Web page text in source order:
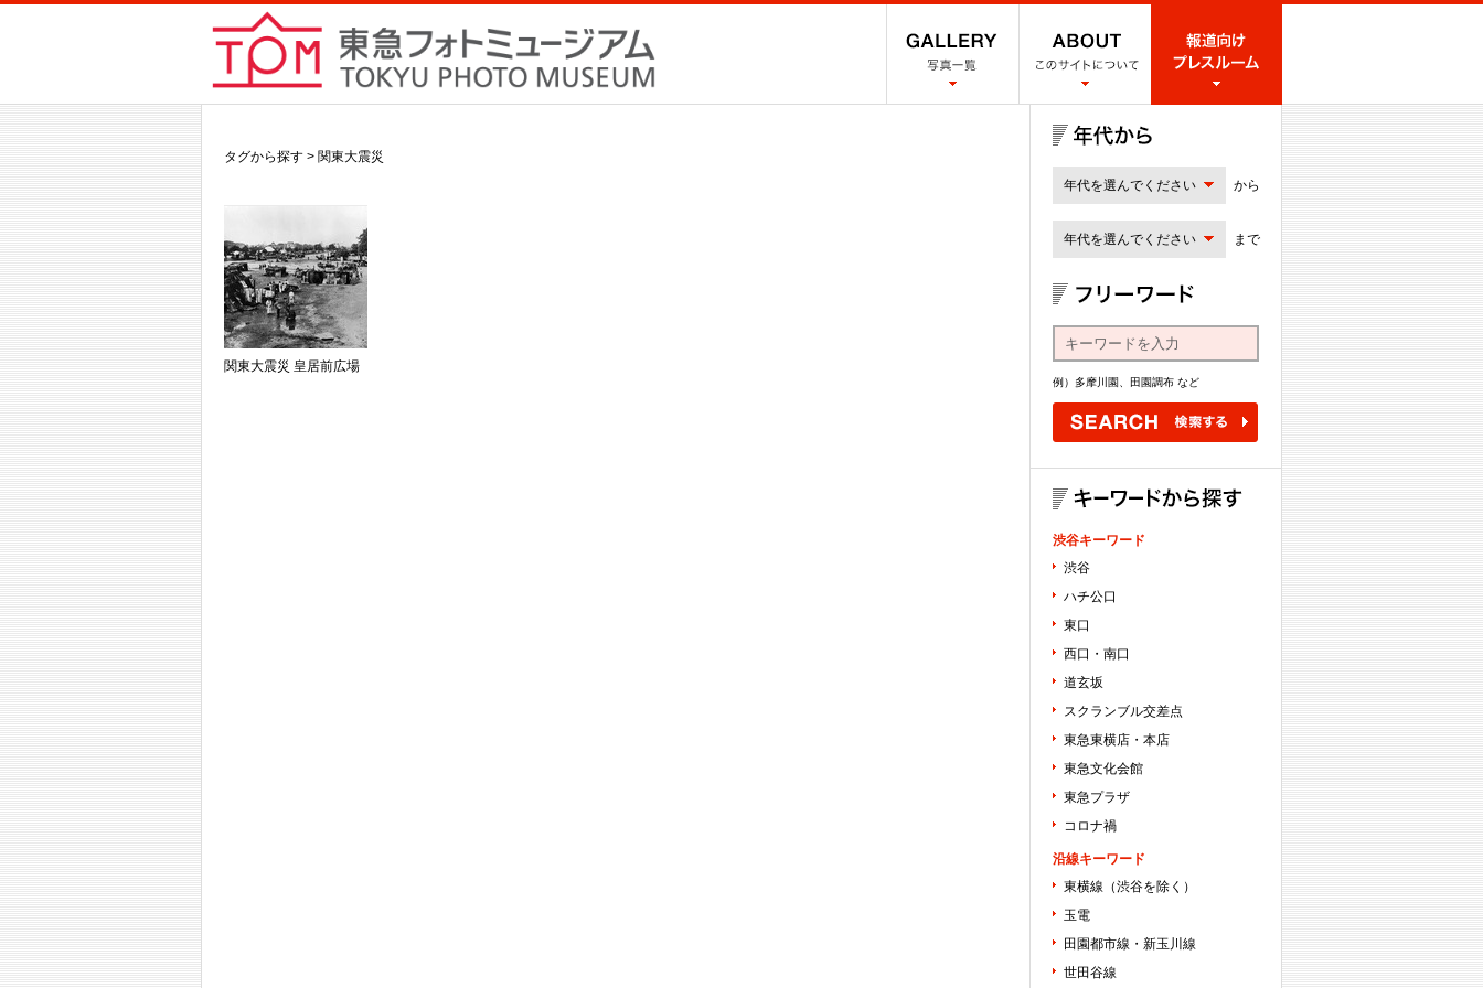
タグから探す > 関東大震災
関東大震災 皇居前広場
年代を選んでください から
年代を選んでください まで
例）多摩川園、田園調布 など
渋谷キーワード
渋谷
ハチ公口
東口
西口・南口
道玄坂
スクランブル交差点
東急東横店・本店
東急文化会館
東急プラザ
コロナ禍
沿線キーワード
東横線（渋谷を除く）
玉電
田園都市線・新玉川線
世田谷線